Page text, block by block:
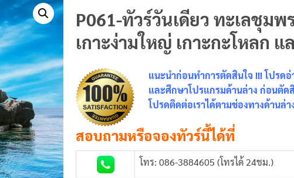
P061-ทัวร์วันเดียว ทะเลชุมพ
เกาะง่ามใหญ่ เกาะกะโหลก แ
แนะนำก่อนทำการตัดสินใจ !!! โปรด
และศึกษาโปรแกรมด้านล่าง ก่อนตัด
โปรดติดต่อเราได้ตามช่องทางด้านล่า
สอบถามหรือจองทัวร์นี้ได้ที่
โทร: 086-3884605 (โทรได้ 24ชม.)